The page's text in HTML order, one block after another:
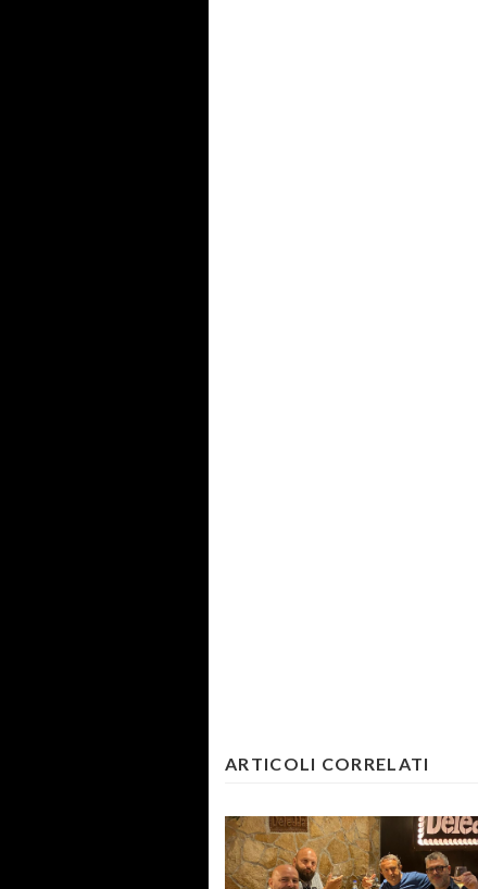
Cala il sipario sul Provincia di
Roma, Coccia: “Un successo!